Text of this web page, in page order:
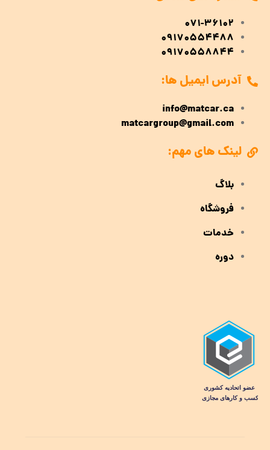
071-36102
09170554488
09170558844
آدرس ایمیل ها:
info@matcar.ca
matcargroup@gmail.com
لینک های مهم:
بلاگ
فروشگاه
خدمات
دوره